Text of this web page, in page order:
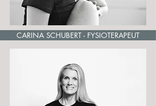
CARINA SCHUBERT - FYSIOTERAPEUT